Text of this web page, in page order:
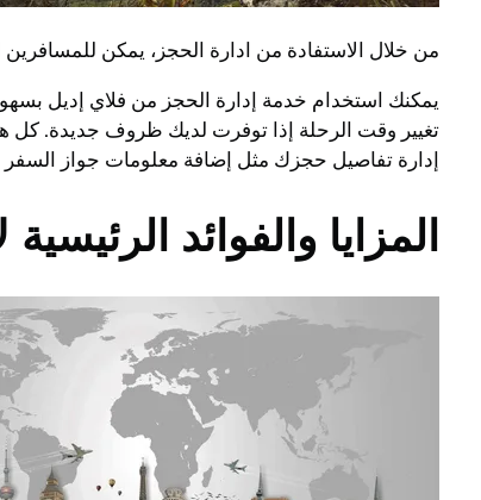
من خلال الاستفادة من ادارة الحجز، يمكن للمسافرين
يمكنك استخدام خدمة إدارة الحجز من فلاي إديل
تغيير وقت الرحلة إذا توفرت لديك ظروف جديدة. كل
إدارة تفاصيل حجزك مثل إضافة معلومات جواز السفر
المزايا والفوائد